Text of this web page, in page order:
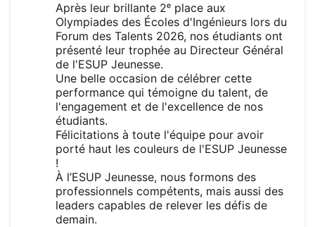
Après leur brillante 2ᵉ place aux
Olympiades des Écoles d'Ingénieurs lors du
Forum des Talents 2026, nos étudiants ont
présenté leur trophée au Directeur Général
de l'ESUP Jeunesse.
Une belle occasion de célébrer cette
performance qui témoigne du talent, de
l'engagement et de l'excellence de nos
étudiants.
Félicitations à toute l'équipe pour avoir
porté haut les couleurs de l'ESUP Jeunesse
!
À l’ESUP Jeunesse, nous formons des
professionnels compétents, mais aussi des
leaders capables de relever les défis de
demain.